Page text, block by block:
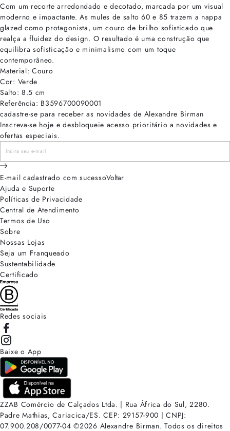
Com um recorte arredondado e decotado, marcada por um visual
moderno e impactante. As mules de salto 60 e 85 trazem a nappa
glazed como protagonista, um couro de brilho sofisticado que
realça a fluidez do design. O resultado é uma construção que
equilibra sofisticação e minimalismo com um toque
contemporâneo.
Material: Couro
Cor: Verde
Salto: 8.5 cm
Referência: B3596700090001
cadastre-se para receber as novidades de Alexandre Birman
Inscreva-se hoje e desbloqueie acesso prioritário a novidades e
ofertas especiais.
E-mail cadastrado com sucessoVoltar
Ajuda e Suporte
Políticas de Privacidade
Central de Atendimento
Termos de Uso
Sobre
Nossas Lojas
Seja um Franqueado
Sustentabilidade
Certificado
Redes sociais
Baixe o App
ZZAB Comércio de Calçados Ltda. | Rua África do Sul, 2280.
Padre Mathias, Cariacica/ES. CEP: 29157-900 | CNPJ:
07.900.208/0077-04 ©2026 Alexandre Birman. Todos os direitos